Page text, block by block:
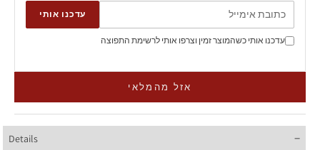
עדכנו אותי
עדכנו אותי כשהמוצר זמין וצרפו אותי לרשימת התפוצה
אזל מהמלאי
Details